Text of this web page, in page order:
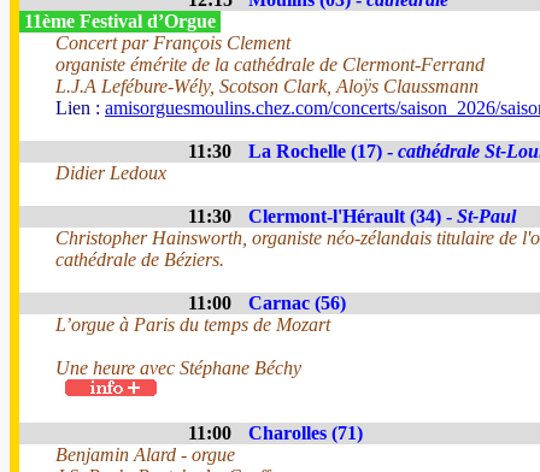
11ème Festival d’Orgue
Concert par François Clement
organiste émérite de la cathédrale de Clermont-Ferrand
L.J.A Lefébure-Wély, Scotson Clark, Aloÿs Claussmann
Lien : amisorguesmoulins.chez.com/concerts/saison_2026/
11:30 La Rochelle (17) - cathédrale St-
Didier Ledoux
11:30 Clermont-l'Hérault (34) - St-Paul
Christopher Hainsworth, organiste néo-zélandais titulaire de
cathédrale de Béziers.
11:00
Carnac (56)
L’orgue à Paris du temps de Mozart
Une heure avec Stéphane Béchy
11:00
Charolles (71)
Benjamin Alard - orgue